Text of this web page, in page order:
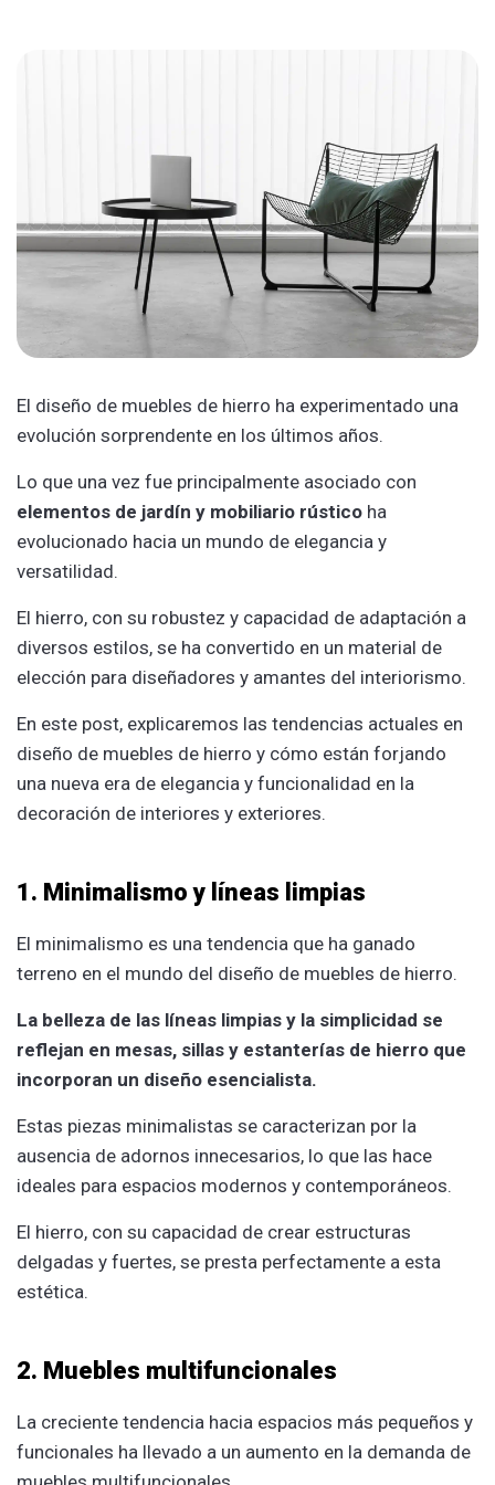
El diseño de muebles de hierro ha experimentado una
evolución sorprendente en los últimos años.
Lo que una vez fue principalmente asociado con
elementos de jardín y mobiliario rústico ha
evolucionado hacia un mundo de elegancia y
versatilidad.
El hierro, con su robustez y capacidad de adaptación a
diversos estilos, se ha convertido en un material de
elección para diseñadores y amantes del interiorismo.
En este post, explicaremos las tendencias actuales en
diseño de muebles de hierro y cómo están forjando
una nueva era de elegancia y funcionalidad en la
decoración de interiores y exteriores.
1. Minimalismo y líneas limpias
El minimalismo es una tendencia que ha ganado
terreno en el mundo del diseño de muebles de hierro.
La belleza de las líneas limpias y la simplicidad se
reflejan en mesas, sillas y estanterías de hierro que
incorporan un diseño esencialista.
Estas piezas minimalistas se caracterizan por la
ausencia de adornos innecesarios, lo que las hace
ideales para espacios modernos y contemporáneos.
El hierro, con su capacidad de crear estructuras
delgadas y fuertes, se presta perfectamente a esta
estética.
2. Muebles multifuncionales
La creciente tendencia hacia espacios más pequeños y
funcionales ha llevado a un aumento en la demanda de